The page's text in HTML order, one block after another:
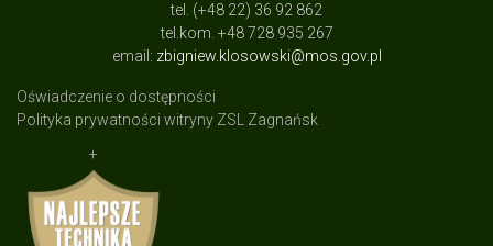
tel. (+48 22) 36 92 862
tel.kom. +48 728 935 267
email: zbigniew.klosowski@mos.gov.pl
Oświadczenie o dostępności
Polityka prywatności witryny ZSL Zagnańsk
+